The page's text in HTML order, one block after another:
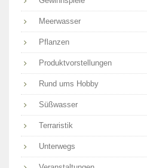
Meerwasser
Pflanzen
Produktvorstellungen
Rund ums Hobby
Süßwasser
Terraristik
Unterwegs